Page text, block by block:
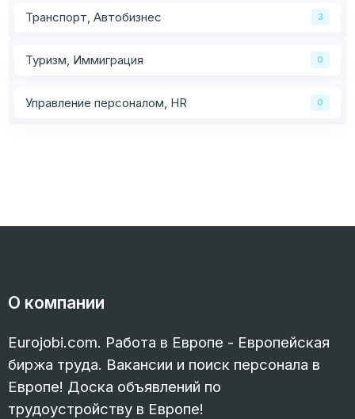
Транспорт, Автобизнес 3
Туризм, Иммиграция 0
Управление персоналом, HR 0
О компании
Eurojobi.com. Работа в Европе - Европейская
биржа труда. Вакансии и поиск персонала в
Европе! Доска объявлений по
трудоустройству в Европе!